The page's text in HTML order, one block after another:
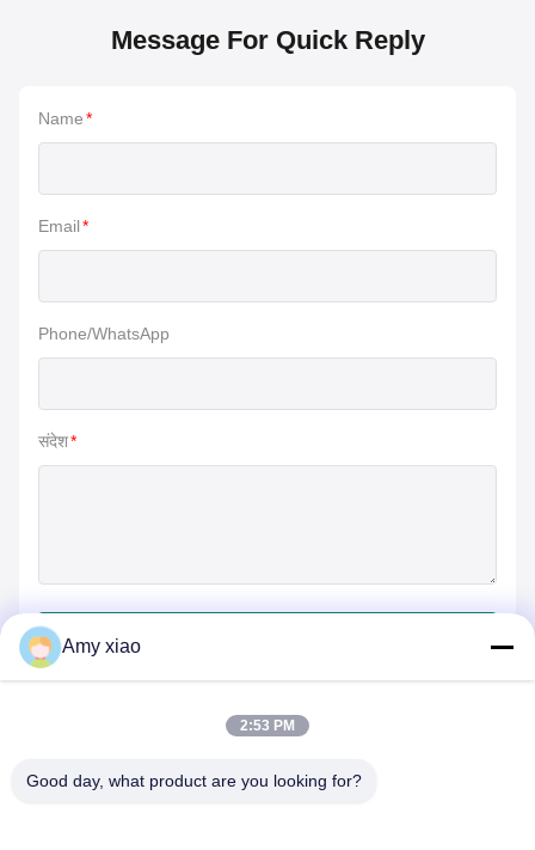
Message For Quick Reply
Name*
Email*
Phone/WhatsApp
संदेश*
Amy xiao
2:53 PM
Good day, what product are you looking for?